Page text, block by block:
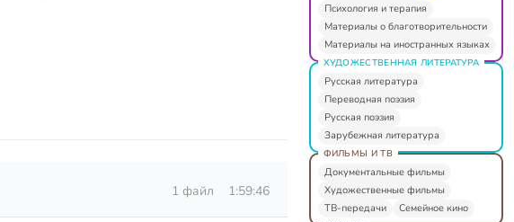
1 файл 1:59:46
Психология и терапия
Материалы о благотворительности
Материалы на иностранных языках
ХУДОЖЕСТВЕННАЯ ЛИТЕРАТУРА
Русская литература
Переводная поэзия
Русская поэзия
Зарубежная литература
ФИЛЬМЫ И ТВ
Документальные фильмы
Художественные фильмы
ТВ-передачи
Семейное кино